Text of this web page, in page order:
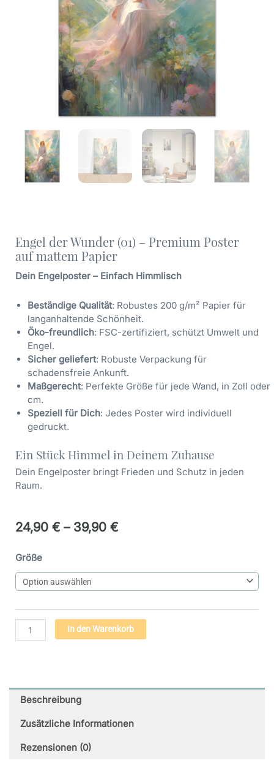
Engel der Wunder (01) – Premium Poster
auf mattem Papier
Dein Engelposter – Einfach Himmlisch
Beständige Qualität: Robustes 200 g/m² Papier für
langanhaltende Schönheit.
Öko-freundlich: FSC-zertifiziert, schützt Umwelt und
Engel.
Sicher geliefert: Robuste Verpackung für
schadensfreie Ankunft.
Maßgerecht: Perfekte Größe für jede Wand, in Zoll oder
cm.
Speziell für Dich: Jedes Poster wird individuell
gedruckt.
Ein Stück Himmel in Deinem Zuhause
Dein Engelposter bringt Frieden und Schutz in jeden
Raum.
24,90 € – 39,90 €
Größe
Engel
Wunder
-
Premium
Poster
Menge
In den Warenkorb
Beschreibung
Zusätzliche Informationen
Rezensionen (0)